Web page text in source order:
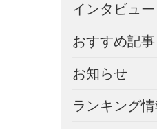
インタビュー
おすすめ記事
お知らせ
ランキング情